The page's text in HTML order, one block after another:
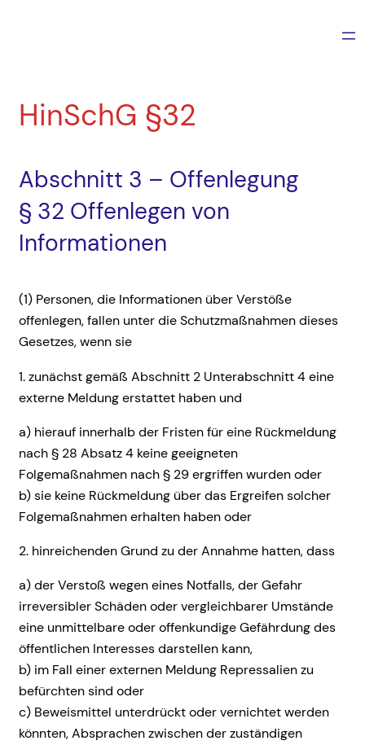
HinSchG §32
Abschnitt 3 – Offenlegung
§ 32 Offenlegen von
Informationen
(1) Personen, die Informationen über Verstöße
offenlegen, fallen unter die Schutzmaßnahmen dieses
Gesetzes, wenn sie
1. zunächst gemäß Abschnitt 2 Unterabschnitt 4 eine
externe Meldung erstattet haben und
a) hierauf innerhalb der Fristen für eine Rückmeldung
nach § 28 Absatz 4 keine geeigneten
Folgemaßnahmen nach § 29 ergriffen wurden oder
b) sie keine Rückmeldung über das Ergreifen solcher
Folgemaßnahmen erhalten haben oder
2. hinreichenden Grund zu der Annahme hatten, dass
a) der Verstoß wegen eines Notfalls, der Gefahr
irreversibler Schäden oder vergleichbarer Umstände
eine unmittelbare oder offenkundige Gefährdung des
öffentlichen Interesses darstellen kann,
b) im Fall einer externen Meldung Repressalien zu
befürchten sind oder
c) Beweismittel unterdrückt oder vernichtet werden
könnten, Absprachen zwischen der zuständigen